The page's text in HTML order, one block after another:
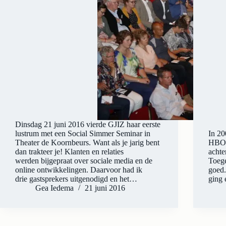
Dinsdag 21 juni 2016 vierde GJIZ haar eerste
lustrum met een Social Simmer Seminar in
Theater de Koornbeurs. Want als je jarig bent
dan trakteer je! Klanten en relaties
werden bijgepraat over sociale media en de
online ontwikkelingen. Daarvoor had ik
drie gastsprekers uitgenodigd en het…
Gea Iedema
21 juni 2016
In
ging